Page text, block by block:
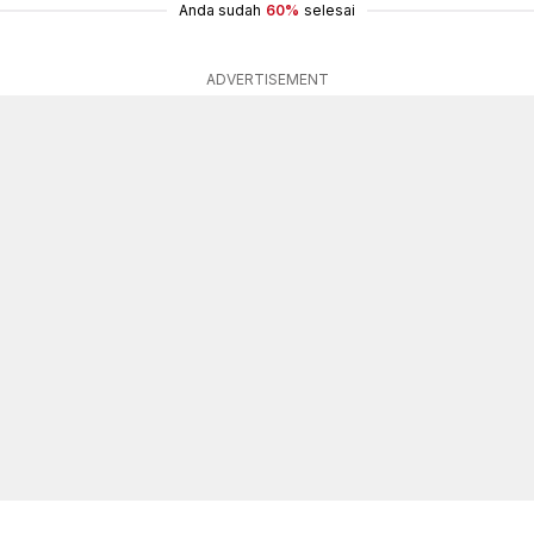
Anda sudah 60% selesai
ADVERTISEMENT